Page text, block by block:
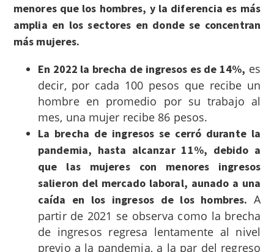
menores que los hombres, y la diferencia es más
amplia en los sectores en donde se concentran
más mujeres.
En 2022 la brecha de ingresos es de 14%, es
decir, por cada 100 pesos que recibe un
hombre en promedio por su trabajo al
mes, una mujer recibe 86 pesos.
La brecha de ingresos se cerró durante la
pandemia, hasta alcanzar 11%, debido a
que las mujeres con menores ingresos
salieron del mercado laboral, aunado a una
caída en los ingresos de los hombres. A
partir de 2021 se observa como la brecha
de ingresos regresa lentamente al nivel
previo a la pandemia, a la par del regreso